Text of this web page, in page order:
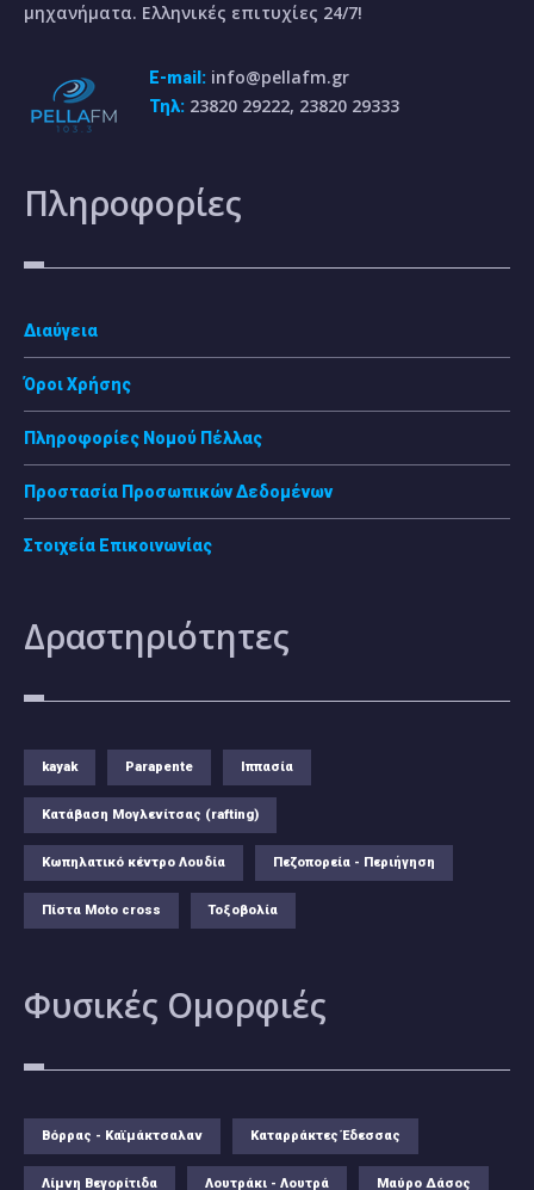
μηχανήματα. Ελληνικές επιτυχίες 24/7!
E-mail: info@pellafm.gr
Τηλ: 23820 29222, 23820 29333
Πληροφορίες
Διαύγεια
Όροι Χρήσης
Πληροφορίες Νομού Πέλλας
Προστασία Προσωπικών Δεδομένων
Στοιχεία Επικοινωνίας
Δραστηριότητες
kayak Parapente Ιππασία
Κατάβαση Μογλενίτσας (rafting)
Κωπηλατικό κέντρο Λουδία Πεζοπορεία - Περιήγηση
Πίστα Moto cross Τοξοβολία
Φυσικές Ομορφιές
Βόρρας - Καϊμάκτσαλαν Καταρράκτες Έδεσσας
Λίμνη Βεγορίτιδα Λουτράκι - Λουτρά Μαύρο Δάσος